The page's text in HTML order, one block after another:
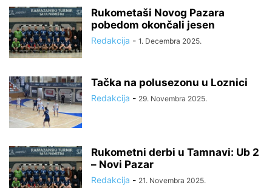
Rukometaši Novog Pazara
pobedom okončali jesen
Redakcija - 1. Decembra 2025.
Tačka na polusezonu u Loznici
Redakcija - 29. Novembra 2025.
Rukometni derbi u Tamnavi: Ub 2
– Novi Pazar
Redakcija - 21. Novembra 2025.